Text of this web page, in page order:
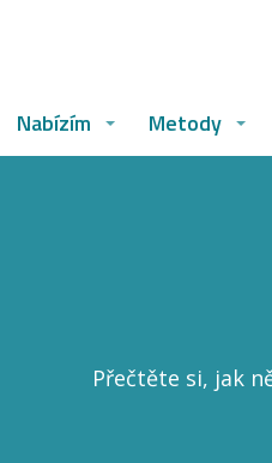
Nabízím Metody
Přečtěte si, jak